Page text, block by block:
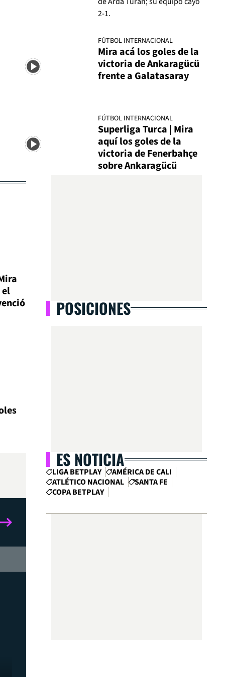
2-1.
FÚTBOL INTERNACIONAL
Mira acá los goles de la
victoria de Ankaragücü
frente a Galatasaray
FÚTBOL INTERNACIONAL
Superliga Turca | Mira
aquí los goles de la
victoria de Fenerbahçe
sobre Ankaragücü
el
POSICIONES
ES NOTICIA
LIGA BETPLAY
AMÉRICA DE CALI
ATLÉTICO NACIONAL
SANTA FE
COPA BETPLAY